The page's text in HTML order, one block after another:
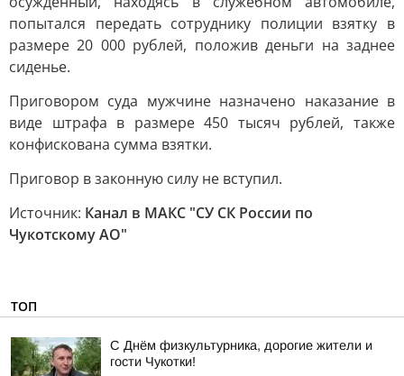
попытался передать сотруднику полиции взятку в
размере 20 000 рублей, положив деньги на заднее
сиденье.
Приговором суда мужчине назначено наказание в
виде штрафа в размере 450 тысяч рублей, также
конфискована сумма взятки.
Приговор в законную силу не вступил.
Источник: Канал в МАКС "СУ СК России по
Чукотскому АО"
ТОП
С Днём физкультурника, дорогие жители и
гости Чукотки!